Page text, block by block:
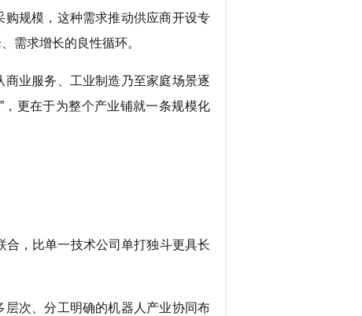
规模，这种需求推动供应商开设专
需求增长的良性循环。
业服务、工业制造乃至家庭场景逐
更在于为整个产业铺就一条规模化
，比单一技术公司单打独斗更具长
次、分工明确的机器人产业协同布